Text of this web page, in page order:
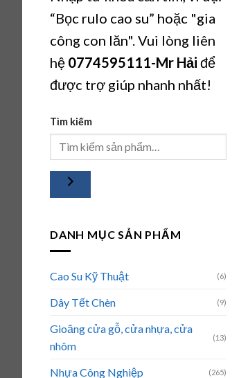
“Bọc rulo cao su” hoặc "gia
công con lăn". Vui lòng liên
hệ 0774595111-Mr Hải để
được trợ giúp nhanh nhất!
Tìm kiếm
DANH MỤC SẢN PHẨM
Cao Su Kỹ Thuật (6)
Dây Tết Chèn (9)
Gioăng cửa gỗ, cửa nhựa, cửa
nhôm
(13)
Nhựa Công Nghiệp (265)